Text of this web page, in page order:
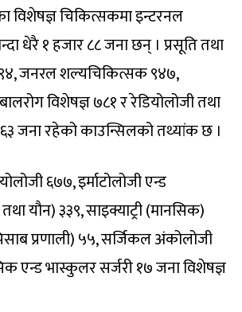
विशेषज्ञ चिकित्सकमा इन्टरनल
धेरै १ हजार ८८ जना छन् । प्रसूति तथा
९९४, जनरल शल्यचिकित्सक ९४७,
विशेषज्ञ ७८१ र रेडियोलोजी तथा
जना रहेको काउन्सिलको तथ्यांक छ ।
६७७, इर्माटोलोजी एन्ड
यौन) ३३९, साइक्याट्री (मानसिक)
प्रणाली) ५५, सर्जिकल अंकोलोजी
एन्ड भास्कुलर सर्जरी १७ जना विशेषज्ञ